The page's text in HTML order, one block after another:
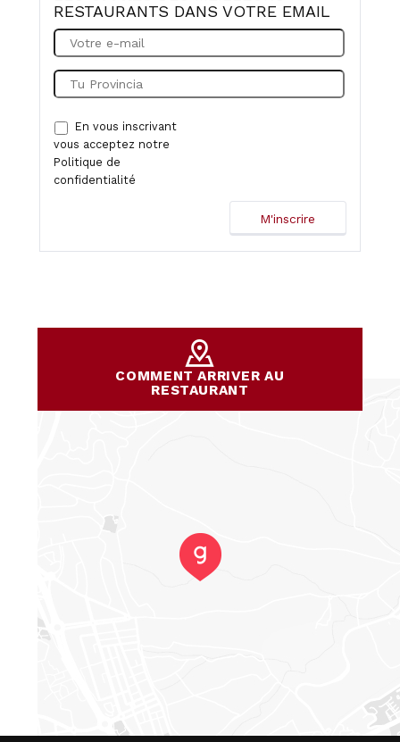
RESTAURANTS DANS VOTRE EMAIL
En vous inscrivant
vous acceptez notre
Politique de
confidentialité
COMMENT ARRIVER AU
RESTAURANT